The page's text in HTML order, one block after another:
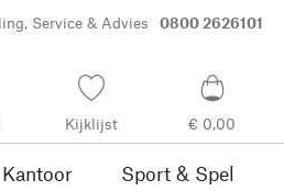
Service & Advies 0800 2626101
Kijklijst € 0,00
Kantoor
Sport & Spel